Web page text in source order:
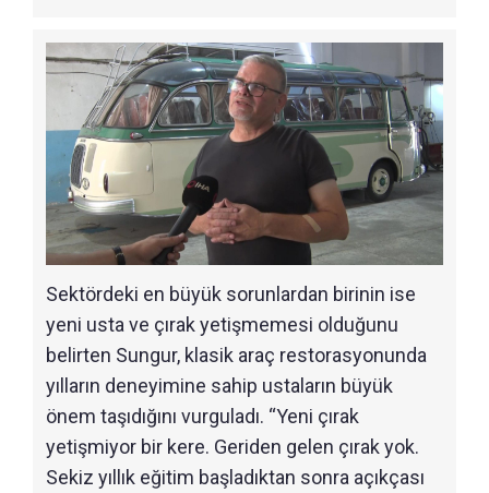
Sektördeki en büyük sorunlardan birinin ise
yeni usta ve çırak yetişmemesi olduğunu
belirten Sungur, klasik araç restorasyonunda
yılların deneyimine sahip ustaların büyük
önem taşıdığını vurguladı. “Yeni çırak
yetişmiyor bir kere. Geriden gelen çırak yok.
Sekiz yıllık eğitim başladıktan sonra açıkçası